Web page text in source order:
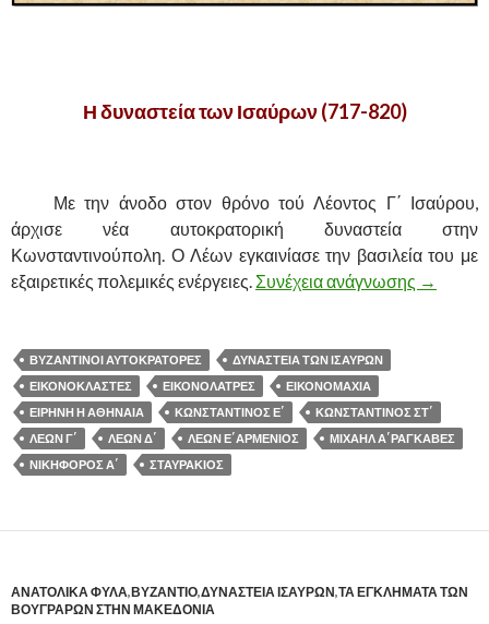
Η δυναστεία των Ισαύρων (717-820)
Με την άνοδο στον θρόνο τού Λέοντος Γ΄ Ισαύρου,
άρχισε νέα αυτοκρατορική δυναστεία στην
Κωνσταντινούπολη. Ο Λέων εγκαινίασε την βασιλεία του με
εξαιρετικές πολεμικές ενέργειες. Συνέχεια ανάγνωσης Η
→
ΒΥΖΑΝΤΙΝΟΙ ΑΥΤΟΚΡΑΤΟΡΕΣ
ΔΥΝΑΣΤΕΙΑ ΤΩΝ ΙΣΑΥΡΩΝ
ΕΙΚΟΝΟΚΛΑΣΤΕΣ
ΕΙΚΟΝΟΛΑΤΡΕΣ
ΕΙΚΟΝΟΜΑΧΙΑ
ΕΙΡΗΝΗ Η ΑΘΗΝΑΙΑ
ΚΩΝΣΤΑΝΤΙΝΟΣ Ε΄
ΚΩΝΣΤΑΝΤΙΝΟΣ ΣΤ΄
ΛΕΩΝ Γ΄
ΛΕΩΝ Δ΄ ΛΕΩΝ Ε΄ΑΡΜΕΝΙΟΣ
ΜΙΧΑΗΛ Α΄ΡΑΓΚΑΒΕΣ
ΝΙΚΗΦΟΡΟΣ Α΄
ΣΤΑΥΡΑΚΙΟΣ
ΑΝΑΤΟΛΙΚΑ ΦΥΛΑ,ΒΥΖΑΝΤΙΟ,ΔΥΝΑΣΤΕΙΑ ΙΣΑΥΡΩΝ,ΤΑ ΕΓΚΛΗΜΑΤΑ ΤΩΝ
ΒΟΥΓΡΑΡΩΝ ΣΤΗΝ ΜΑΚΕΔΟΝΙΑ